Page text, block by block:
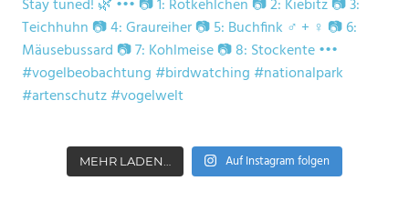
MEHR LADEN… Auf Instagram folgen